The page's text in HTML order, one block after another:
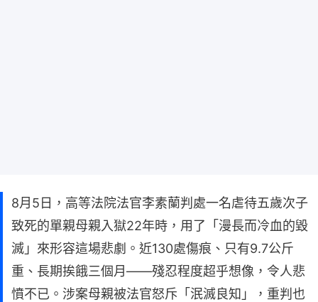
8月5日，高等法院法官李素蘭判處一名虐待五歲次子
致死的單親母親入獄22年時，用了「漫長而冷血的毀
滅」來形容這場悲劇。近130處傷痕、只有9.7公斤
重、長期挨餓三個月——殘忍程度超乎想像，令人悲
憤不已。涉案母親被法官怒斥「泯滅良知」，重判也